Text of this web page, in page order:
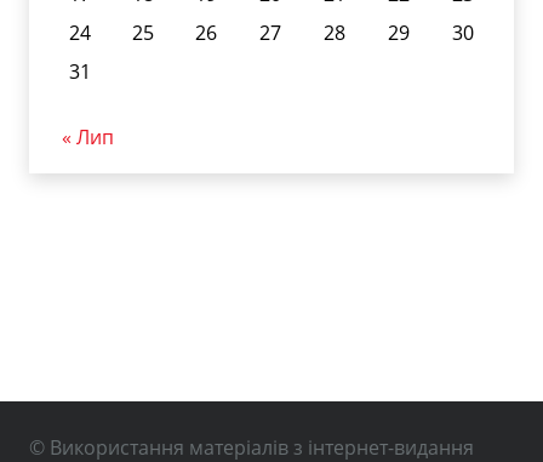
24
25 26 27 28 29
30
31
« Лип
© Використання матеріалів з інтернет-видання